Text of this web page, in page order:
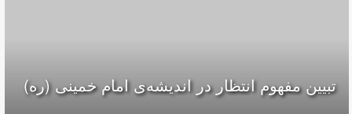
تبیین مفهوم انتظار در اندیشه‌ی امام خمینی (ره)